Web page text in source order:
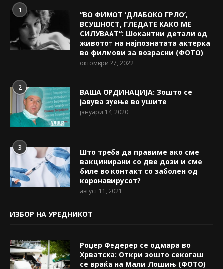
1
“ВО ФИМОТ ‘ДЛАБОКО ГРЛО’,
ВСУШНОСТ, ГЛЕДАТЕ КАКО МЕ
СИЛУВААТ“: Шокантни детали од
животот на најпознатата актерка
во филмови за возрасни (ФОТО)
октомври 27, 2022
2
ВАША ОРДИНАЦИЈА: Зошто се
јавува зуење во ушите
јануари 14, 2020
3
Што треба да правиме ако сме
вакцинирани со две дози и сме
биле во контакт со заболен од
коронавирусот?
август 11, 2021
ИЗБОР НА УРЕДНИКОТ
Роџер Федерер се одмара во
Хрватска: Откри зошто секогаш
се враќа на Мали Лошињ (ФОТО)